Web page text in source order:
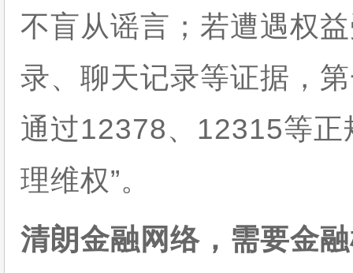
不盲从谣言；若遭遇权
录、聊天记录等证据，
通过12378、12315等正
理维权”。
清朗金融网络，需要金